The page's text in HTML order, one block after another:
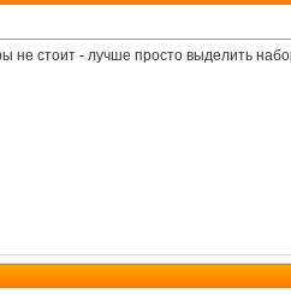
не стоит - лучше просто выделить